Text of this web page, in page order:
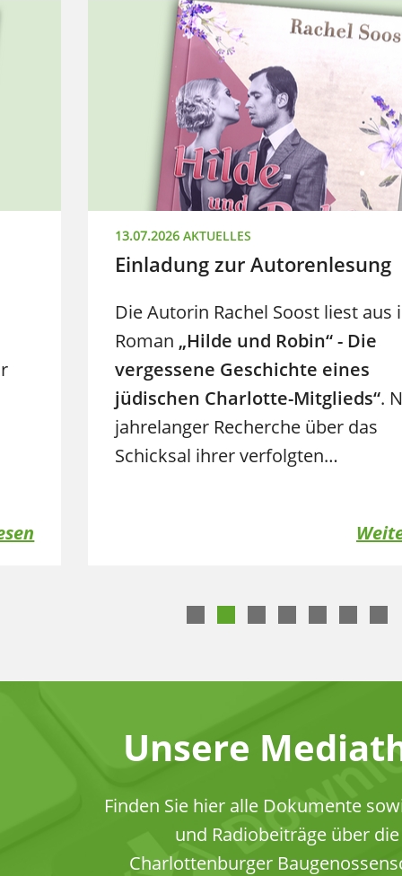
13.07.2026AKTUELLES
Einladung zur Autorenlesung
Die Autorin Rachel Soost liest aus
Roman „Hilde und Robin“ - Die
vergessene Geschichte eines
jüdischen Charlotte-Mitglieds“.
jahrelanger Recherche über das
Schicksal ihrer verfolgten…
Unsere
Finden Sie hier alle Dokumente
und Radiobeiträge über die
Charlottenburger